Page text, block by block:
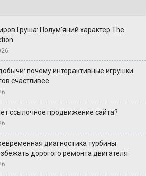
Груша: Полум'яний характер The
почему интерактивные игрушки
счастливее
ссылочное продвижение сайта?
диагностика турбины
дорогого ремонта двигателя